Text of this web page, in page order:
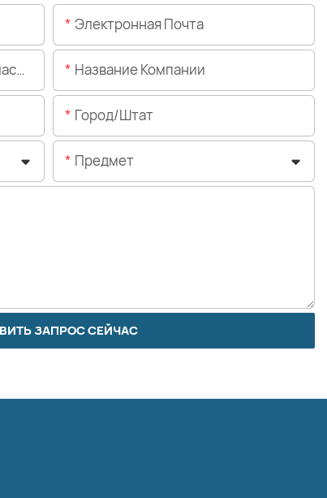
Электронная Почта
Название Компании
Город/штат
Предмет
ЗАПРОС СЕЙЧАС